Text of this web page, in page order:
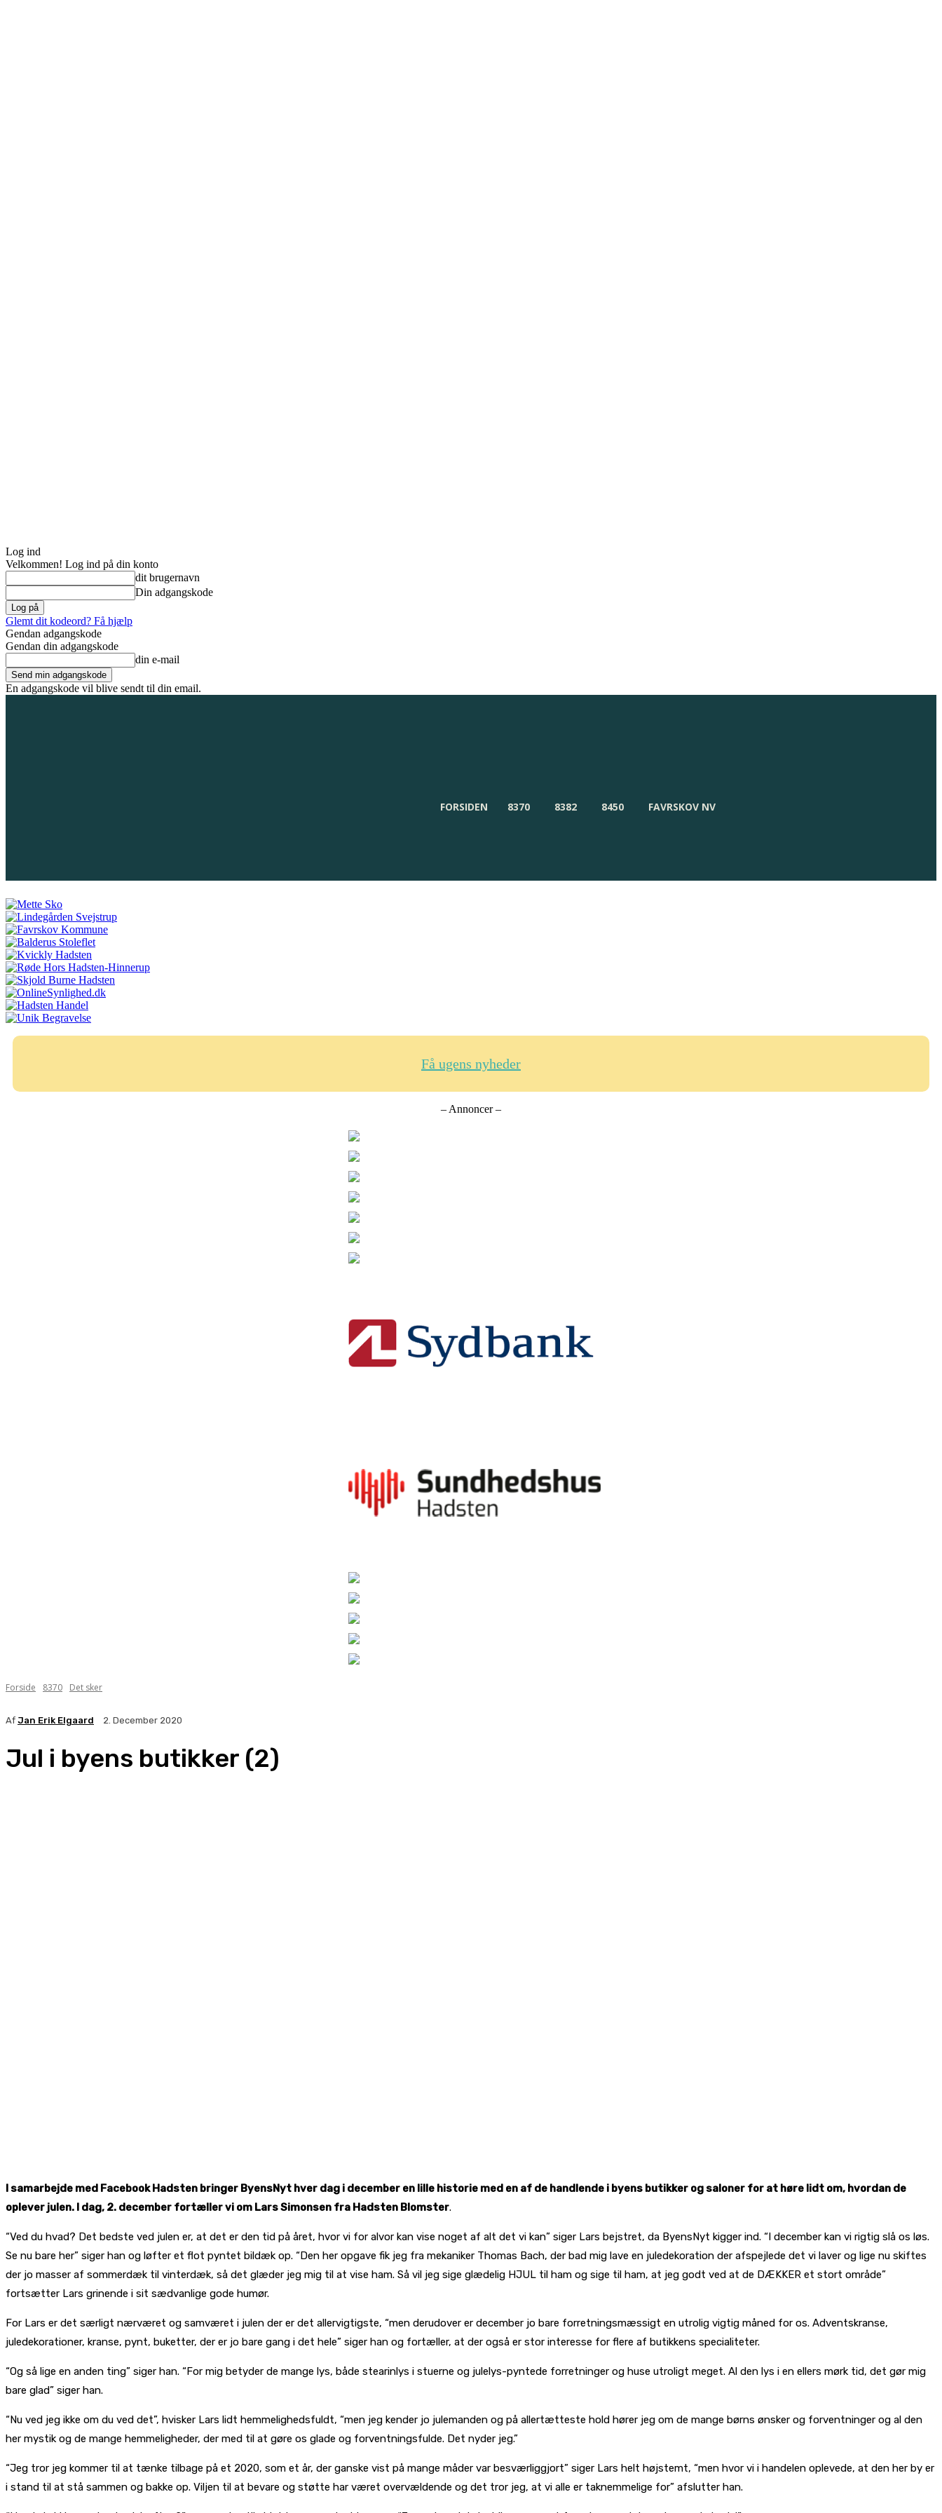
Log ind
Velkommen! Log ind på din konto
dit brugernavn
Din adgangskode
Glemt dit kodeord? Få hjælp
Gendan adgangskode
Gendan din adgangskode
din e-mail
En adgangskode vil blive sendt til din email.
FORSIDEN 8370 8382 8450 FAVRSKOV NV
Få ugens nyheder
– Annoncer –
Forside 8370 Det sker
Af Jan Erik Elgaard 2. December 2020
Jul i byens butikker (2)
I samarbejde med Facebook Hadsten bringer ByensNyt hver dag i december en lille historie med en af de handlende i byens butikker og saloner for at høre lidt om, hvordan de
oplever julen. I dag, 2. december fortæller vi om Lars Simonsen fra Hadsten Blomster.
“Ved du hvad? Det bedste ved julen er, at det er den tid på året, hvor vi for alvor kan vise noget af alt det vi kan” siger Lars bejstret, da ByensNyt kigger ind. “I december kan vi rigtig slå os løs.
Se nu bare her” siger han og løfter et flot pyntet bildæk op. “Den her opgave fik jeg fra mekaniker Thomas Bach, der bad mig lave en juledekoration der afspejlede det vi laver og lige nu skiftes
der jo masser af sommerdæk til vinterdæk, så det glæder jeg mig til at vise ham. Så vil jeg sige glædelig HJUL til ham og sige til ham, at jeg godt ved at de DÆKKER et stort område”
fortsætter Lars grinende i sit sædvanlige gode humør.
For Lars er det særligt nærværet og samværet i julen der er det allervigtigste, “men derudover er december jo bare forretningsmæssigt en utrolig vigtig måned for os. Adventskranse,
juledekorationer, kranse, pynt, buketter, der er jo bare gang i det hele” siger han og fortæller, at der også er stor interesse for flere af butikkens specialiteter.
“Og så lige en anden ting” siger han. “For mig betyder de mange lys, både stearinlys i stuerne og julelys-pyntede forretninger og huse utroligt meget. Al den lys i en ellers mørk tid, det gør mig
bare glad” siger han.
“Nu ved jeg ikke om du ved det”, hvisker Lars lidt hemmelighedsfuldt, “men jeg kender jo julemanden og på allertætteste hold hører jeg om de mange børns ønsker og forventninger og al den
her mystik og de mange hemmeligheder, der med til at gøre os glade og forventningsfulde. Det nyder jeg.”
“Jeg tror jeg kommer til at tænke tilbage på et 2020, som et år, der ganske vist på mange måder var besværliggjort” siger Lars helt højstemt, “men hvor vi i handelen oplevede, at den her by er
i stand til at stå sammen og bakke op. Viljen til at bevare og støtte har været overvældende og det tror jeg, at vi alle er taknemmelige for” afslutter han.